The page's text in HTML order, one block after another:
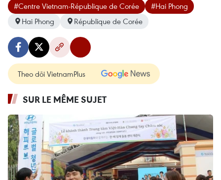
#Centre Vietnam-République de Corée
#Hai Phong
Hai Phong
République de Corée
Theo dõi VietnamPlus
SUR LE MÊME SUJET